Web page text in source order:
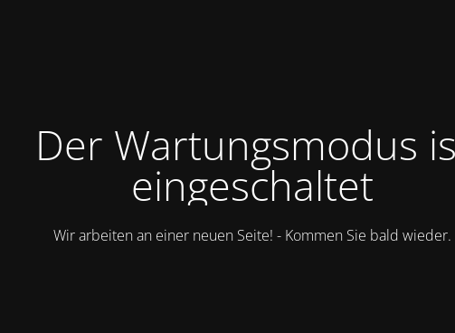
Der Wartungsmodus
eingeschaltet
Wir arbeiten an einer neuen Seite! - Kommen Sie bald wieder.